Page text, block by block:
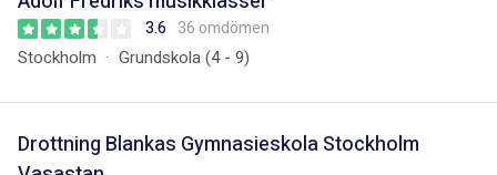
3.6 36 omdömen
Stockholm Grundskola (4 - 9)
Drottning Blankas Gymnasieskola Stockholm